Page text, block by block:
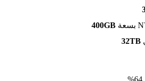
400GB
32TB